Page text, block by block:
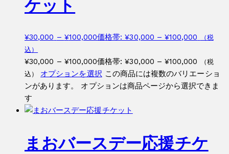
ケット
¥30,000 – ¥100,000価格帯: ¥30,000 – ¥100,000
（税
込）
¥30,000 – ¥100,000価格帯: ¥30,000 – ¥100,000
（税
込）
オプションを選択 この商品には複数のバリエーショ
ンがあります。 オプションは商品ページから選択できま
す
まおバースデー応援チケ